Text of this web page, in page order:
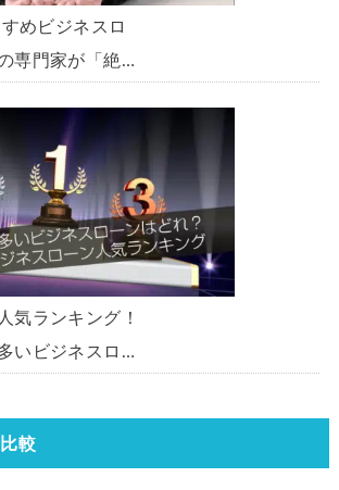
めビジネスロ
専門家が「絶
ン・商工ローン
気ランキング！
いビジネスロー
】
較